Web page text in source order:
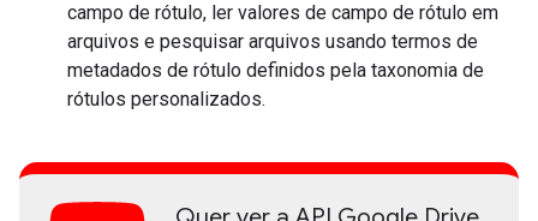
campo de rótulo, ler valores de campo de rótulo em
arquivos e pesquisar arquivos usando termos de
metadados de rótulo definidos pela taxonomia de
rótulos personalizados.